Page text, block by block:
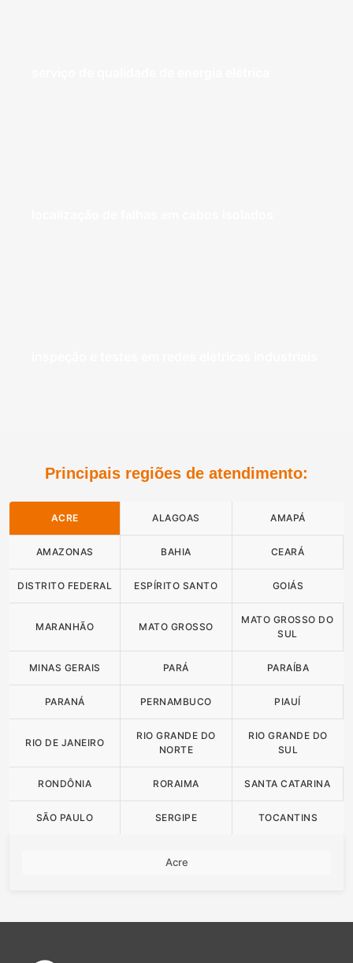
Principais regiões de atendimento:
ACRE ALAGOAS AMAPÁ
AMAZONAS BAHIA CEARÁ
DISTRITO FEDERAL ESPÍRITO SANTO GOIÁS
MARANHÃO MATO GROSSO
MATO GROSSO DO
SUL
MINAS GERAIS PARÁ PARAÍBA
PARANÁ PERNAMBUCO PIAUÍ
RIO DE JANEIRO
RIO GRANDE DO
NORTE
RIO GRANDE DO
SUL
RONDÔNIA RORAIMA SANTA CATARINA
SÃO PAULO SERGIPE TOCANTINS
Acre